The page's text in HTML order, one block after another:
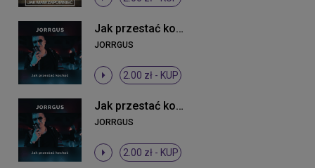
Jak przestać kochać
JORRGUS
2.00 zł - KUP
Jak przestać kochać
JORRGUS
2.00 zł - KUP